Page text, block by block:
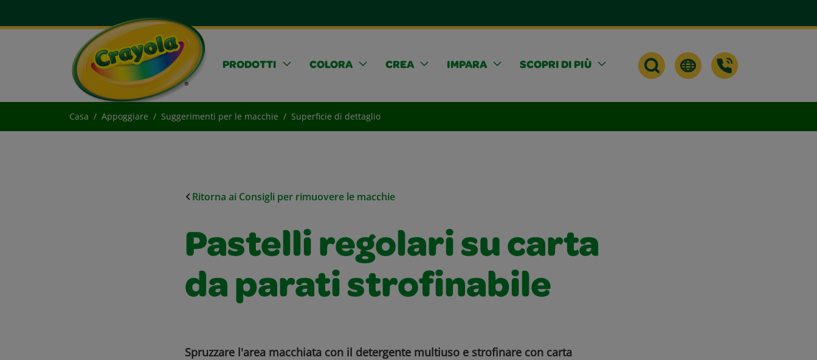
PRODOTTI COLORA CREA IMPARA SCOPRI DI PIÙ
Casa Appoggiare Suggerimenti per le macchie Superficie di dettaglio
Ritorna ai Consigli per rimuovere le macchie
Pastelli regolari su carta
da parati strofinabile
Spruzzare l'area macchiata con il detergente multiuso e strofinare con carta